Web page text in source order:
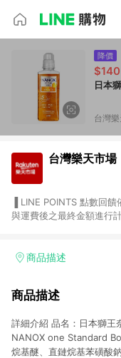
降價
$140
日本
台灣
台灣樂天市場
與運費後之最終金額進行計算。 ▐ 注意事項 (1) 部分
Smart mobile、神腦生活
台灣樂天市場，並在同一
市場 45 天內完成訂單出貨
使用APP、或中途瀏覽比
由網頁版(電腦版/手機版
商品描述
商品描述
詳細介紹 品名：日本獅王
NANOX one Standard
烷基醚、直鏈烷基苯磺酸